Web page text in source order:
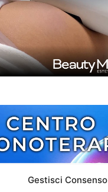
Gestisci Consenso